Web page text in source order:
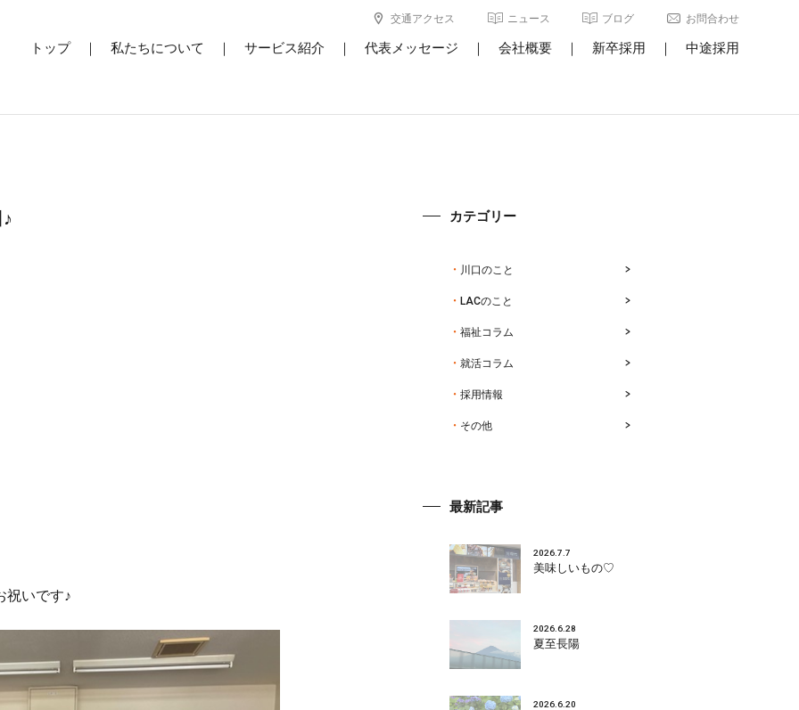
交通アクセス ニュース ブログ お問合わせ
トップ ｜ 私たちについて ｜ サービス紹介 ｜ 代表メッセージ ｜ 会社概要 ｜ 新卒採用 ｜ 中途採用
祝いです♪
カテゴリー
川口のこと
LACのこと
福祉コラム
就活コラム
採用情報
その他
最新記事
2026.7.7
美味しいもの♡
2026.6.28
夏至長陽
2026.6.20